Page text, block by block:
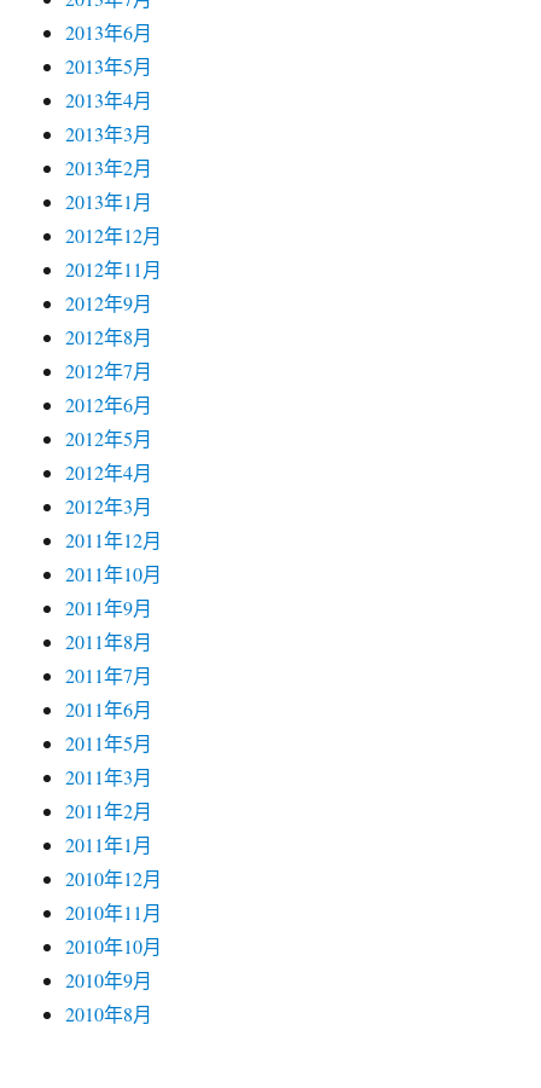
2013年1月
2012年12月
2012年11月
2012年9月
2012年8月
2012年7月
2012年6月
2012年5月
2012年4月
2012年3月
2011年12月
2011年10月
2011年9月
2011年8月
2011年7月
2011年6月
2011年5月
2011年3月
2011年2月
2011年1月
2010年12月
2010年11月
2010年10月
2010年9月
2010年8月
有关我的